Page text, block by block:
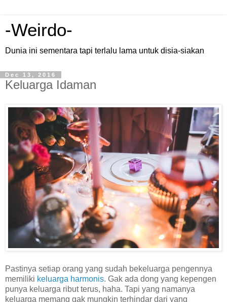
-Weirdo-
Dunia ini sementara tapi terlalu lama untuk disia-siakan
Dec 13, 2016
Keluarga Idaman
Pastinya setiap orang yang sudah bekeluarga pengennya
memiliki keluarga harmonis. Gak ada dong yang kepengen
punya keluarga ribut terus, haha. Tapi yang namanya
keluarga memang gak mungkin terhindar dari yang